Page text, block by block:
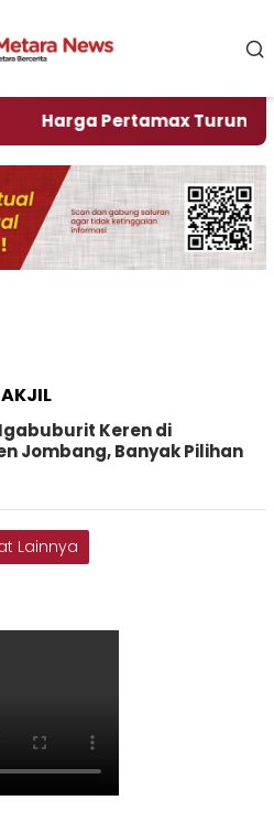
Harga Pertamax Turun Per
Keren di
Jombang, Banyak Pilihan
Lainnya